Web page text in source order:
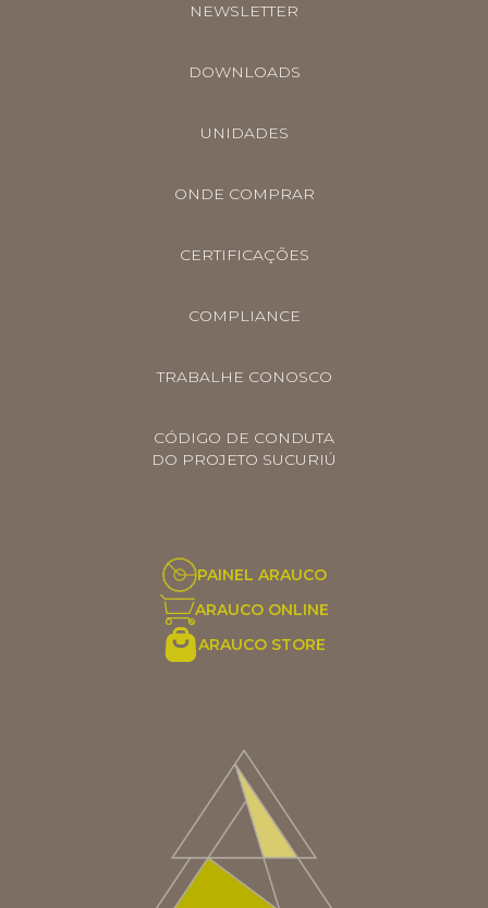
NEWSLETTER
DOWNLOADS
UNIDADES
ONDE COMPRAR
CERTIFICAÇÕES
COMPLIANCE
TRABALHE CONOSCO
CÓDIGO DE CONDUTA
DO PROJETO SUCURIÚ
PAINEL ARAUCO
ARAUCO ONLINE
ARAUCO STORE